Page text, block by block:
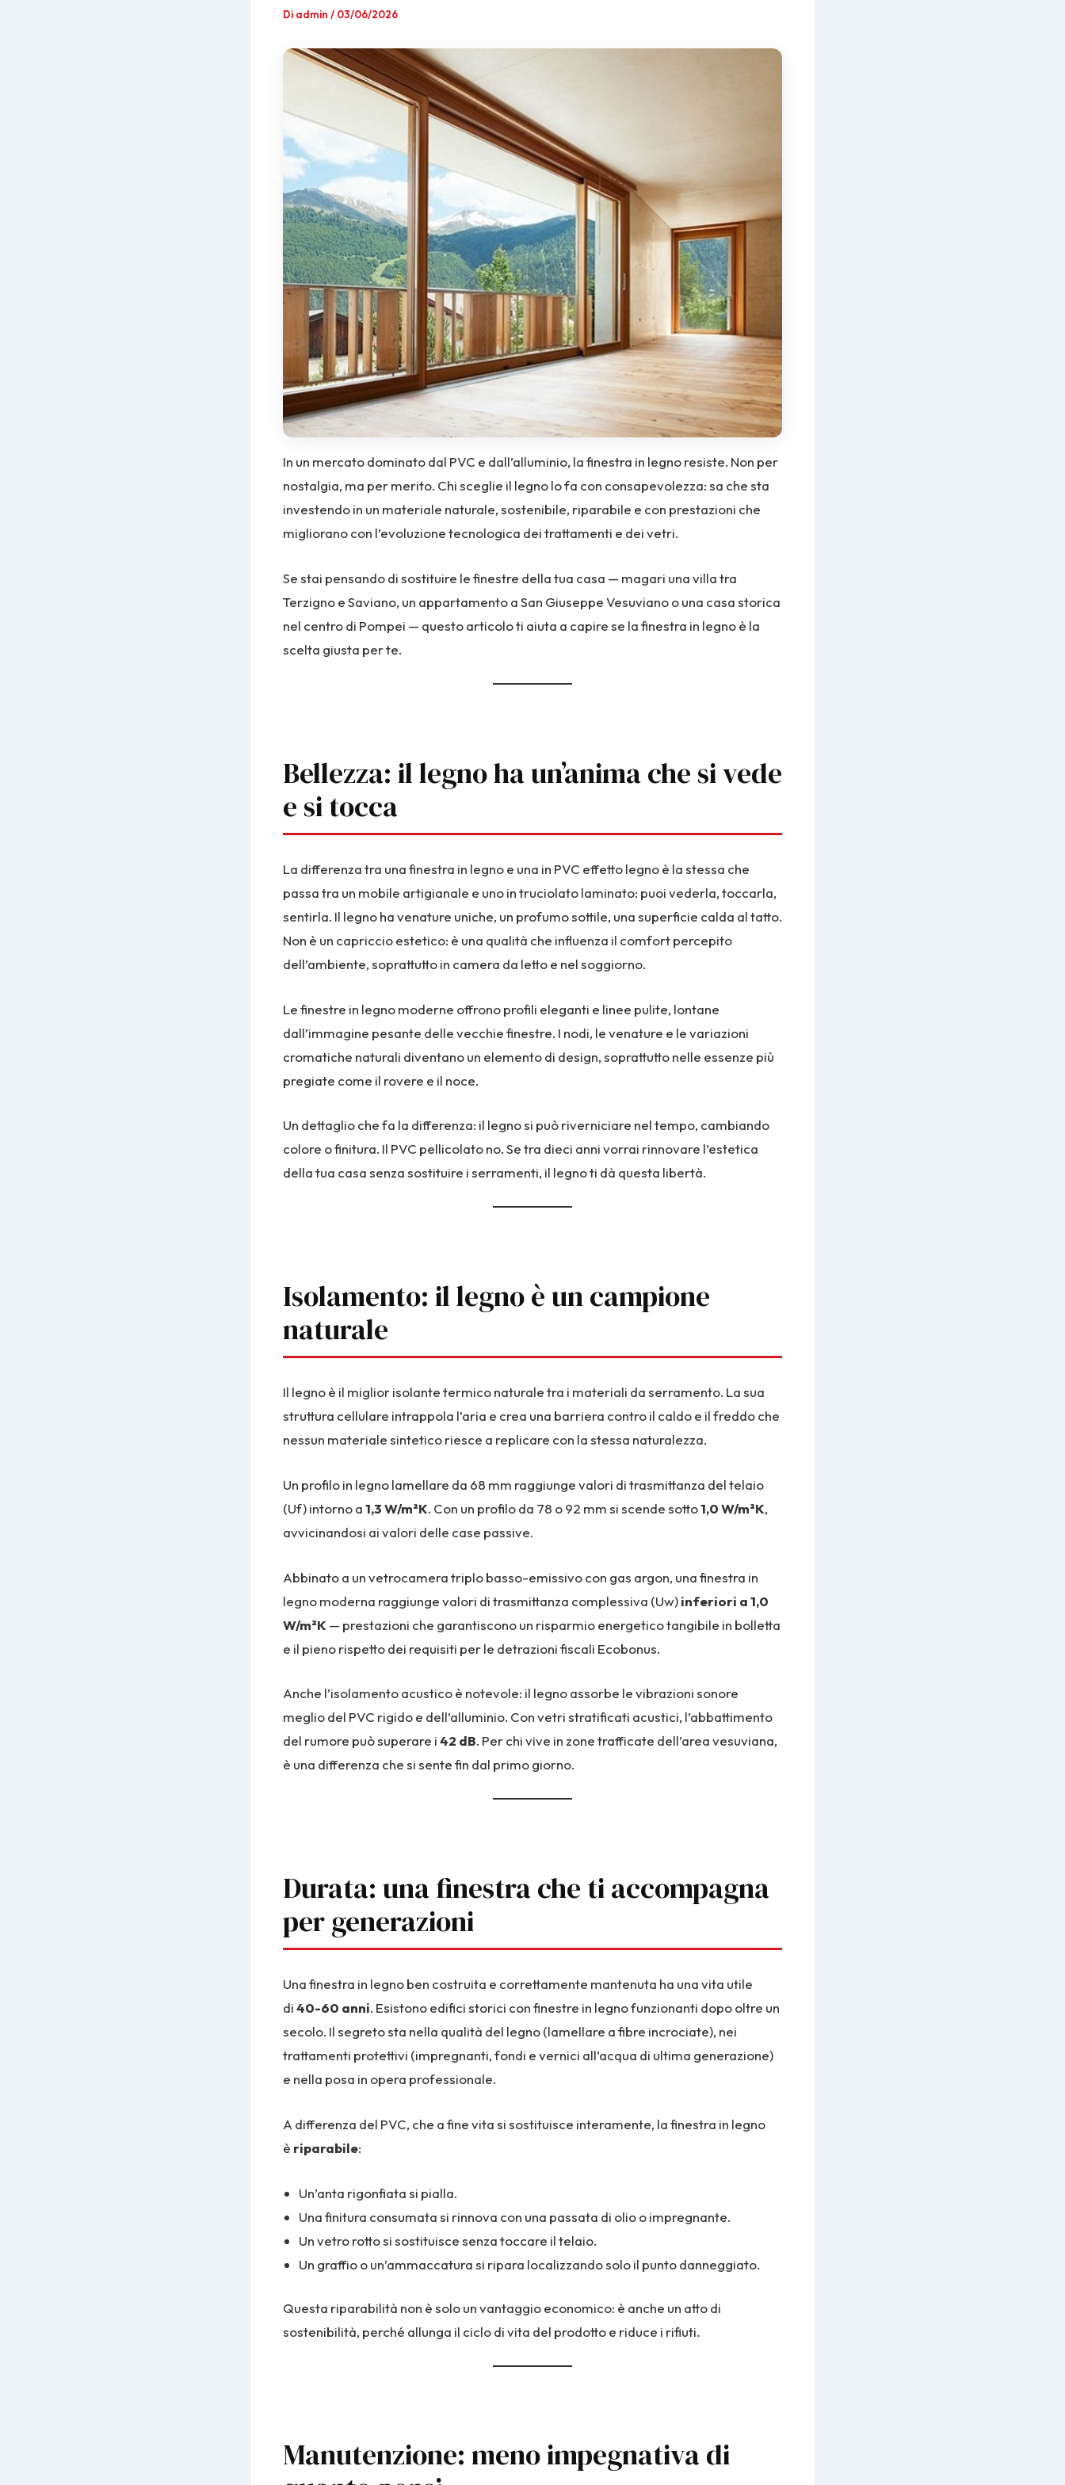
Di admin / 03/06/2026
In un mercato dominato dal PVC e dall’alluminio, la finestra in legno resiste. Non per
nostalgia, ma per merito. Chi sceglie il legno lo fa con consapevolezza: sa che sta
investendo in un materiale naturale, sostenibile, riparabile e con prestazioni che
migliorano con l’evoluzione tecnologica dei trattamenti e dei vetri.
Se stai pensando di sostituire le finestre della tua casa — magari una villa tra
Terzigno e Saviano, un appartamento a San Giuseppe Vesuviano o una casa storica
nel centro di Pompei — questo articolo ti aiuta a capire se la finestra in legno è la
scelta giusta per te.
Bellezza: il legno ha un’anima che si vede
e si tocca
La differenza tra una finestra in legno e una in PVC effetto legno è la stessa che
passa tra un mobile artigianale e uno in truciolato laminato: puoi vederla, toccarla,
sentirla. Il legno ha venature uniche, un profumo sottile, una superficie calda al tatto.
Non è un capriccio estetico: è una qualità che influenza il comfort percepito
dell’ambiente, soprattutto in camera da letto e nel soggiorno.
Le finestre in legno moderne offrono profili eleganti e linee pulite, lontane
dall’immagine pesante delle vecchie finestre. I nodi, le venature e le variazioni
cromatiche naturali diventano un elemento di design, soprattutto nelle essenze più
pregiate come il rovere e il noce.
Un dettaglio che fa la differenza: il legno si può riverniciare nel tempo, cambiando
colore o finitura. Il PVC pellicolato no. Se tra dieci anni vorrai rinnovare l’estetica
della tua casa senza sostituire i serramenti, il legno ti dà questa libertà.
Isolamento: il legno è un campione
naturale
Il legno è il miglior isolante termico naturale tra i materiali da serramento. La sua
struttura cellulare intrappola l’aria e crea una barriera contro il caldo e il freddo che
nessun materiale sintetico riesce a replicare con la stessa naturalezza.
Un profilo in legno lamellare da 68 mm raggiunge valori di trasmittanza del telaio
(Uf) intorno a1,3 W/m²K. Con un profilo da 78 o 92 mm si scende sotto1,0 W/m²K,
avvicinandosi ai valori delle case passive.
Abbinato a un vetrocamera triplo basso-emissivo con gas argon, una finestra in
legno moderna raggiunge valori di trasmittanza complessiva (Uw)inferiori a 1,0
W/m²K — prestazioni che garantiscono un risparmio energetico tangibile in bolletta
e il pieno rispetto dei requisiti per le detrazioni fiscali Ecobonus.
Anche l’isolamento acustico è notevole: il legno assorbe le vibrazioni sonore
meglio del PVC rigido e dell’alluminio. Con vetri stratificati acustici, l’abbattimento
del rumore può superare i42 dB. Per chi vive in zone trafficate dell’area vesuviana,
è una differenza che si sente fin dal primo giorno.
Durata: una finestra che ti accompagna
per generazioni
Una finestra in legno ben costruita e correttamente mantenuta ha una vita utile
di40-60 anni. Esistono edifici storici con finestre in legno funzionanti dopo oltre un
secolo. Il segreto sta nella qualità del legno (lamellare a fibre incrociate), nei
trattamenti protettivi (impregnanti, fondi e vernici all’acqua di ultima generazione)
e nella posa in opera professionale.
A differenza del PVC, che a fine vita si sostituisce interamente, la finestra in legno
è riparabile:
Un’anta rigonfiata si pialla.
Una finitura consumata si rinnova con una passata di olio o impregnante.
Un vetro rotto si sostituisce senza toccare il telaio.
Un graffio o un’ammaccatura si ripara localizzando solo il punto danneggiato.
Questa riparabilità non è solo un vantaggio economico: è anche un atto di
sostenibilità, perché allunga il ciclo di vita del prodotto e riduce i rifiuti.
Manutenzione: meno impegnativa di